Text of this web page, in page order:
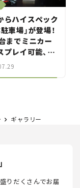
らハイスペック
車場」が登場！
までミニカー
プレイ可能、特
GT-R
ギャラリー
りだくさんでお届